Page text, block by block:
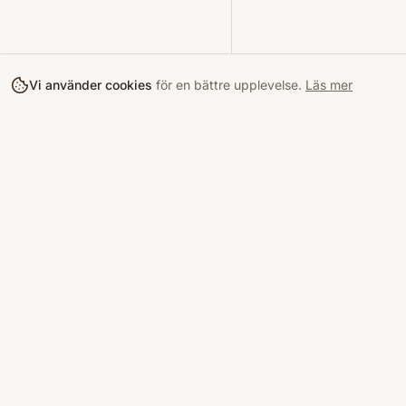
Vi använder cookies för en bättre upplevelse. Läs mer